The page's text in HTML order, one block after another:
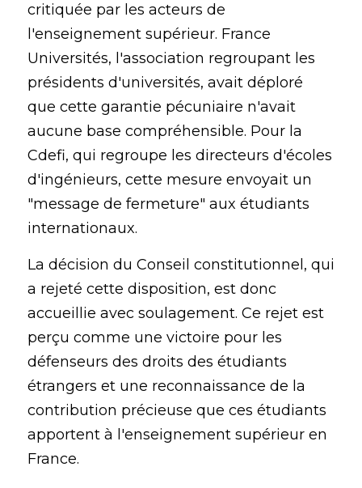
critiquée par les acteurs de
l'enseignement supérieur. France
Universités, l'association regroupant les
présidents d'universités, avait déploré
que cette garantie pécuniaire n'avait
aucune base compréhensible. Pour la
Cdefi, qui regroupe les directeurs d'écoles
d'ingénieurs, cette mesure envoyait un
"message de fermeture" aux étudiants
internationaux.
La décision du Conseil constitutionnel, qui
a rejeté cette disposition, est donc
accueillie avec soulagement. Ce rejet est
perçu comme une victoire pour les
défenseurs des droits des étudiants
étrangers et une reconnaissance de la
contribution précieuse que ces étudiants
apportent à l'enseignement supérieur en
France.